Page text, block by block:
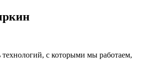
с которыми мы работаем,